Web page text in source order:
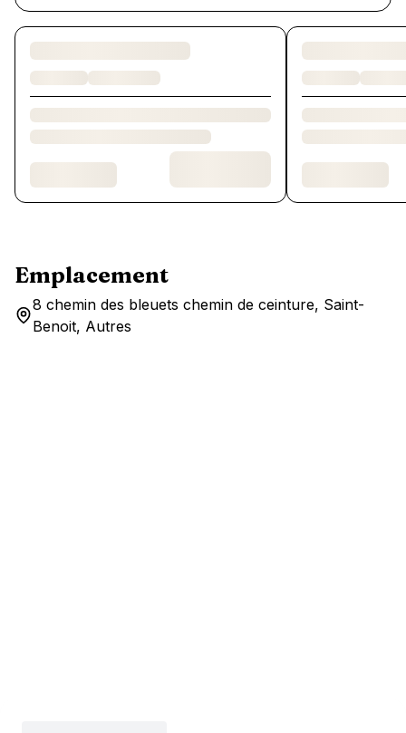
Chargement des chambres et des formules…
Emplacement
8 chemin des bleuets chemin de ceinture, Saint-
Benoit, Autres